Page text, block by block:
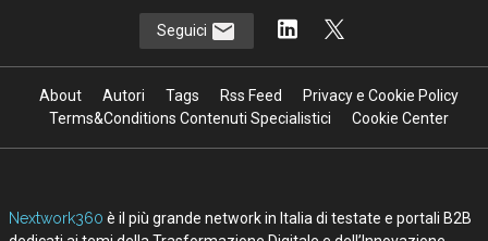
Seguici
About Autori Tags Rss Feed
Privacy e Cookie Policy
Terms&Conditions Contenuti Specialistici
Cookie Center
Nextwork360 è il più grande network in Italia di testate e portali B2B